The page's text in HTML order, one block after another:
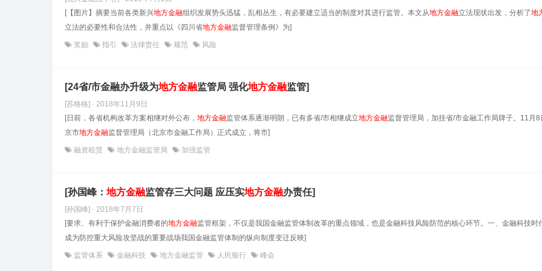
[【图片】摘要当前各类新兴地方金融组织发展势头迅猛，乱相丛生，有必要建立适当的制度对其进行监管。本文从地方金融立法现状出发，分析了地
立法的必要性和合法性，并重点以《四川省地方金融监督管理条例》为]
奖励 指引 法律责任 规范 风险
[24省/市金融办升级为地方金融监管局 强化地方金融监管]
[苏格格] · 2018年11月9日
[日前，各省机构改革方案相继对外公布， 地方金融监管体系逐渐明朗，已有多省/市相继成立地方金融监督管理局，加挂省/市金融工作局牌子。11月8
京市地方金融监督管理局（北京市金融工作局）正式成立，将市]
融资租赁 地方金融监管局 加强监管
[孙国峰： 地方金融监管存三大问题 应压实地方金融办责任]
[孙国峰] · 2018年7月7日
[要求、有利于保护金融消费者的地方金融监管框架，不仅是我国金融监管体制改革的重点领域，也是金融科技风险防范的核心环节。一、金融科技时
成为防控重大风险攻坚战的重要战场我国金融监管体制的纵向制度变迁反映]
监管体系 金融科技 地方金融监管 人民银行 峰会